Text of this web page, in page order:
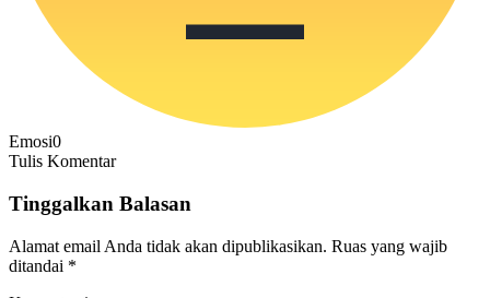
Emosi0
Tulis Komentar
Tinggalkan Balasan
Alamat email Anda tidak akan dipublikasikan. Ruas yang wajib
ditandai *